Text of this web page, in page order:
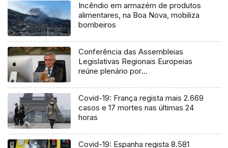
Incêndio em armazém de produtos
alimentares, na Boa Nova, mobiliza
bombeiros
Conferência das Assembleias
Legislativas Regionais Europeias
reúne plenário por
Covid-19: França regista mais 2.669
casos e 17 mortes nas últimas 24
horas
Covid-19: Espanha regista 8.581